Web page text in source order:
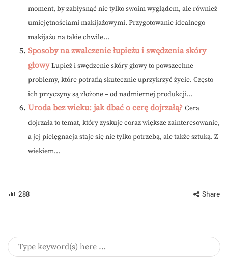
moment, by zabłysnąć nie tylko swoim wyglądem, ale również
umiejętnościami makijażowymi. Przygotowanie idealnego
makijażu na takie chwile...
Sposoby na zwalczenie łupieżu i swędzenia skóry
głowy Łupież i swędzenie skóry głowy to powszechne
problemy, które potrafią skutecznie uprzykrzyć życie. Często
ich przyczyny są złożone – od nadmiernej produkcji...
Uroda bez wieku: jak dbać o cerę dojrzałą? Cera
dojrzała to temat, który zyskuje coraz większe zainteresowanie,
a jej pielęgnacja staje się nie tylko potrzebą, ale także sztuką. Z
wiekiem...
288 Share